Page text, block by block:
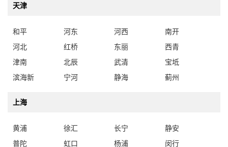
天津
和平 河东 河西
南开
河北
红桥 东丽
西青
津南
北辰 武清
宝坻
滨海新
宁河 静海 蓟州
上海
黄浦 徐汇 长宁
静安
普陀
虹口 杨浦
闵行